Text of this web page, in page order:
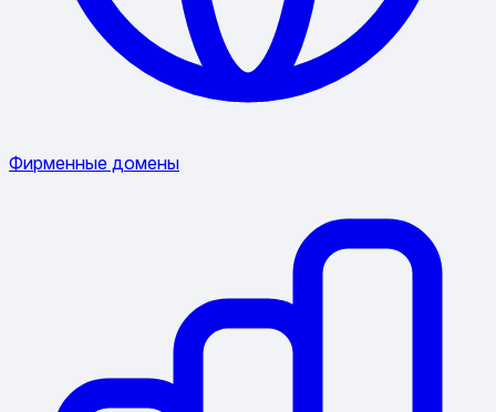
Фирменные домены